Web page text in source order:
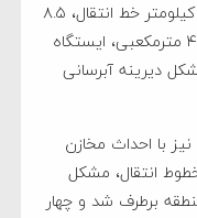
تانکر آبرسانی می‌شد، پروژه‌ای شامل ۹ کیلومتر خط انتقال، ۸.۵
کیلومتر شبکه توزیع، احداث مخزن ۴۵۰ مترمکعبی، ایستگاه
دیرینه آبرسانی
با احداث مخازن
انتقال، مشکل
برطرف شد و چهار